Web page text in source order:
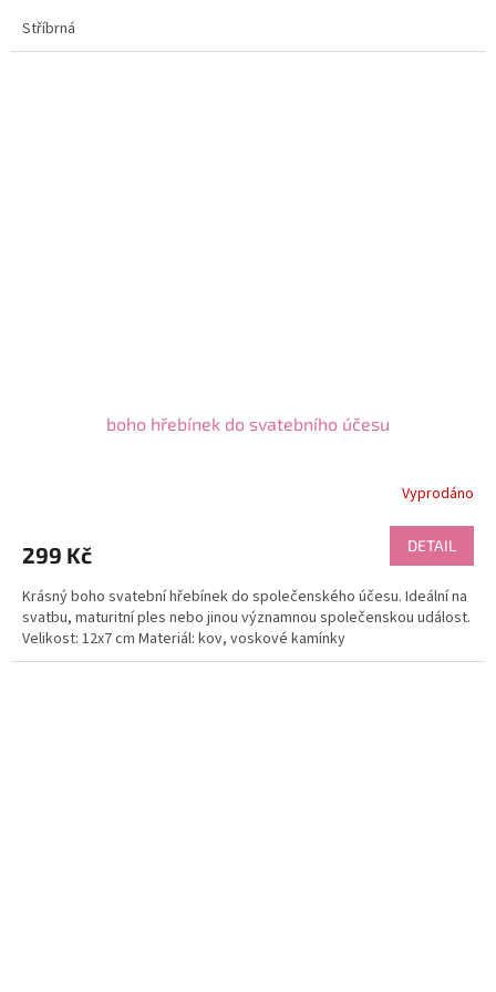
Stříbrná
boho hřebínek do svatebního účesu
Vyprodáno
299 Kč DETAIL
Krásný boho svatební hřebínek do společenského účesu. Ideální na
svatbu, maturitní ples nebo jinou významnou společenskou událost.
Velikost: 12x7 cm Materiál: kov, voskové kamínky